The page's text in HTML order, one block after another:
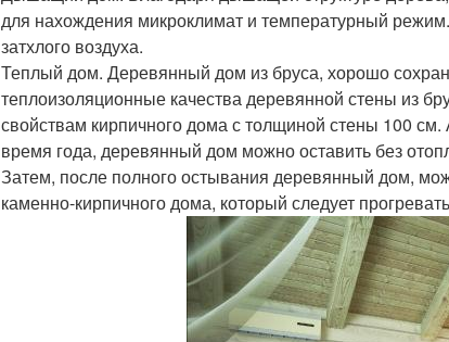
для нахождения микроклимат и температурный
затхлого воздуха.
Теплый дом. Деревянный дом из бруса, хорошо
теплоизоляционные качества деревянной стены из
свойствам кирпичного дома с толщиной стены 100
время года, деревянный дом можно оставить без
Затем, после полного остывания деревянный дом,
каменно-кирпичного дома, который следует